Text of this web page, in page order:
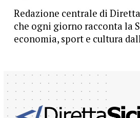
Redazione centrale di
che ogni giorno racconta la
economia, sport e cultura